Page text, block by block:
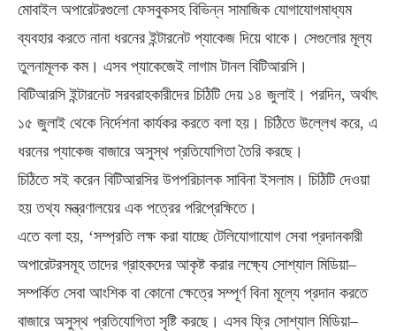
মোবাইল অপারেটরগুলো ফেসবুকসহ বিভিন্ন সামাজিক যোগাযোগমাধ্যম
ব্যবহার করতে নানা ধরনের ইন্টারনেট প্যাকেজ দিয়ে থাকে। সেগুলোর মূল্য
তুলনামূলক কম। এসব প্যাকেজেই লাগাম টানল বিটিআরসি।
বিটিআরসি ইন্টারনেট সরবরাহকারীদের চিঠিটি দেয় ১৪ জুলাই। পরদিন, অর্থাৎ
১৫ জুলাই থেকে নির্দেশনা কার্যকর করতে বলা হয়। চিঠিতে উল্লেখ করে, এ
ধরনের প্যাকেজ বাজারে অসুস্থ প্রতিযোগিতা তৈরি করছে।
চিঠিতে সই করেন বিটিআরসির উপপরিচালক সাবিনা ইসলাম। চিঠিটি দেওয়া
হয় তথ্য মন্ত্রণালয়ের এক পত্রের পরিপ্রেক্ষিতে।
এতে বলা হয়, ‘সম্প্রতি লক্ষ করা যাচ্ছে টেলিযোগাযোগ সেবা প্রদানকারী
অপারেটরসমূহ তাদের গ্রাহকদের আকৃষ্ট করার লক্ষ্যে সোশ্যাল মিডিয়া–
সম্পর্কিত সেবা আংশিক বা কোনো ক্ষেত্রে সম্পূর্ণ বিনা মূল্যে প্রদান করতে
বাজারে অসুস্থ প্রতিযোগিতা সৃষ্টি করছে। এসব ফ্রি সোশ্যাল মিডিয়া–